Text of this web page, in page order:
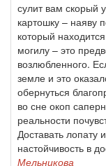
сулит вам скорый
картошку – наяву
который
могилу – это
возлюбленного.
земле и это
обернуться
во сне окоп
реальности
Доставать лопату
настойчивость в
Мельникова